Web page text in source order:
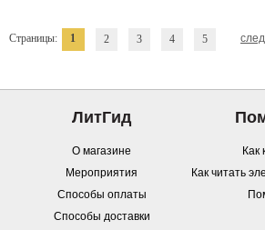
Страницы: 1 2 3 4 5
ЛитГид
О магазине
Мероприятия
Способы оплаты
Способы доставки
Как
Как читать